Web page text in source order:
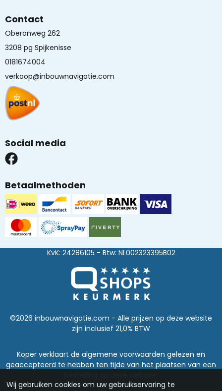
Contact
Oberonweg 262
3208 pg Spijkenisse
0181674004
verkoop@inbouwnavigatie.com
Social media
Betaalmethoden
KvK: 24286105 - Btw: NL002323395B02
©2026 inbouwnavigatie.com - Alle prijzen op deze website
zijn inclusief 21,0% BTW
Koper verklaart de algemene voorwaarden gelezen en
geaccepteerd te hebben ten tijde van het plaatsen van een
Disclaimer
Wij gebruiken cookies om uw gebruikservaring te